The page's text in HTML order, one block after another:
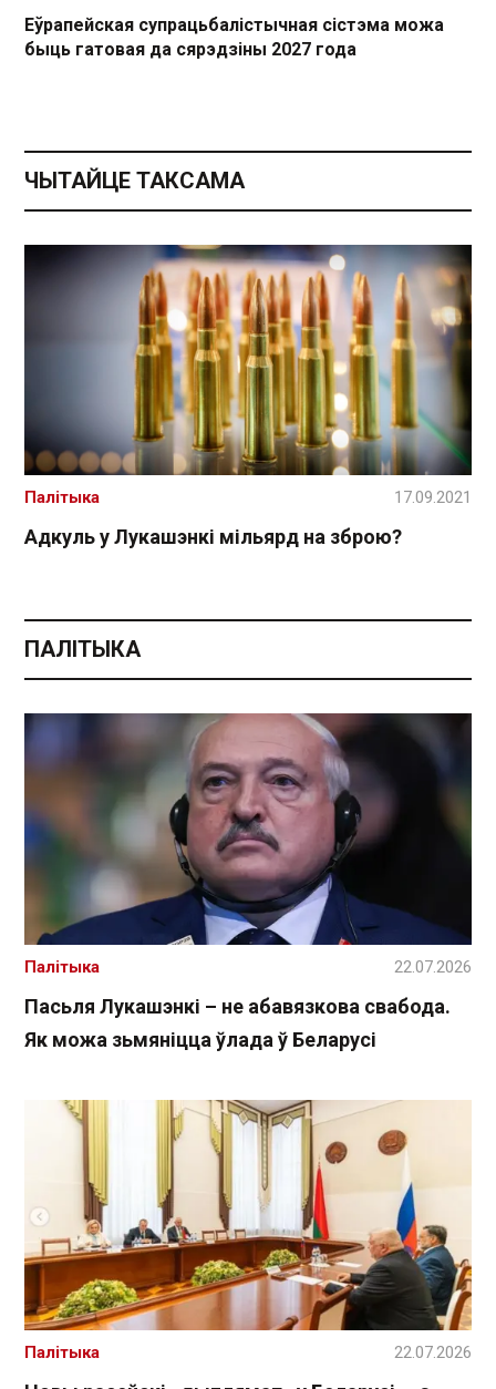
Еўрапейская супрацьбалістычная сістэма можа
быць гатовая да сярэдзіны 2027 года
ЧЫТАЙЦЕ ТАКСАМА
Адкуль у Лукашэнкі мільярд на зброю?
Палітыка 17.09.2021
ПАЛІТЫКА
Пасьля Лукашэнкі – не абавязкова свабода.
Як можа зьмяніцца ўлада ў Беларусі
Палітыка 22.07.2026
Палітыка 22.07.2026